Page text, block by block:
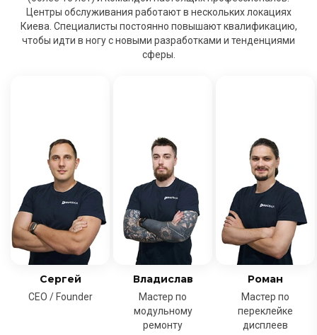
Центры обслуживания работают в нескольких локациях
Киева. Специалисты постоянно повышают квалификацию,
чтобы идти в ногу с новыми разработками и тенденциями
сферы.
Сергей
CEO / Founder
Владислав
Мастер по
модульному
ремонту
Роман
Мастер по
переклейке
дисплеев